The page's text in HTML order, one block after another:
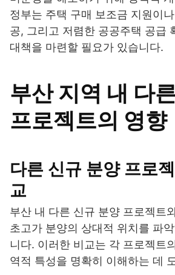
정부는 주택 구매 보조금 지원이
공, 그리고 저렴한 공공주택 공급
대책을 마련할 필요가 있습니다.
부산 지역 내 다
프로젝트의 영향
다른 신규 분양 프로
교
부산 내 다른 신규 분양 프로젝트
초고가 분양의 상대적 위치를 파
니다. 이러한 비교는 각 프로젝트
역적 특성을 명확히 이해하는 데